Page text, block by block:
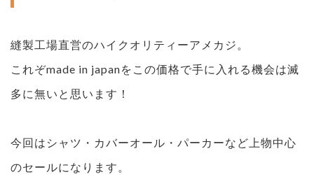
縫製工場直営のハイクオリティーアメカジ。
これぞmade in japanをこの価格で手に入れる機会は滅
多に無いと思います！
今回はシャツ・カバーオール・パーカーなど上物中心
のセールになります。